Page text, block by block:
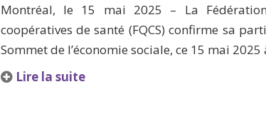
Montréal, le 15 mai 2025 – La
coopératives de santé (FQCS) confirme sa
Sommet de l’économie sociale, ce 15 mai
Lire la suite